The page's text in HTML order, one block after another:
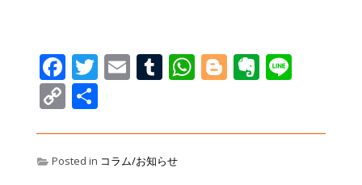
Facebook
Twitter
EmailTumblr
WhatsApp
Blogger
Copy
Posted in コラム/お知らせ